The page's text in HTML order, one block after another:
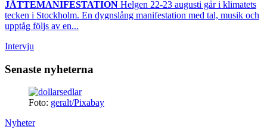
JÄTTEMANIFESTATION Helgen 22-23 augusti går i klimatets
tecken i Stockholm. En dygnslång manifestation med tal, musik och
upptåg följs av en...
Intervju
Senaste nyheterna
Foto: geralt/Pixabay
Nyheter